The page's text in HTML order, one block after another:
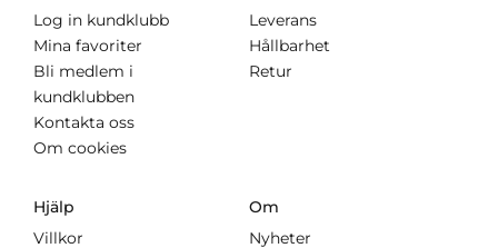
Log in kundklubb
Mina favoriter
Bli medlem i
kundklubben
Kontakta oss
Om cookies
Leverans
Hållbarhet
Retur
Hjälp
Villkor
Om
Nyheter